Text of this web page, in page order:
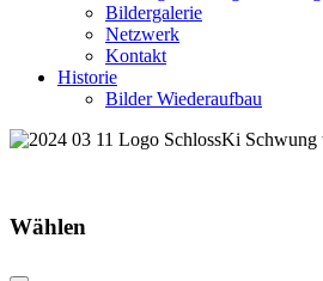
Bildergalerie
Netzwerk
Kontakt
Historie
Bilder Wiederaufbau
Wählen